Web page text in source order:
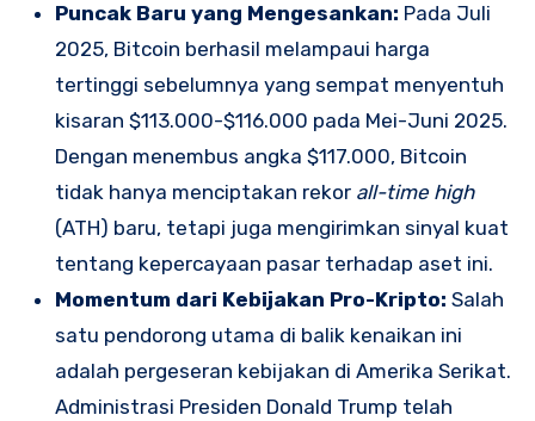
Puncak Baru yang Mengesankan: Pada Juli
2025, Bitcoin berhasil melampaui harga
tertinggi sebelumnya yang sempat menyentuh
kisaran $113.000-$116.000 pada Mei-Juni 2025.
Dengan menembus angka $117.000, Bitcoin
tidak hanya menciptakan rekor all-time high
(ATH) baru, tetapi juga mengirimkan sinyal kuat
tentang kepercayaan pasar terhadap aset ini.
Momentum dari Kebijakan Pro-Kripto: Salah
satu pendorong utama di balik kenaikan ini
adalah pergeseran kebijakan di Amerika Serikat.
Administrasi Presiden Donald Trump telah